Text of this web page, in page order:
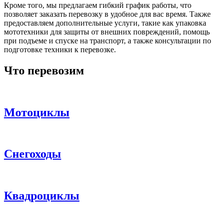
Кроме того, мы предлагаем гибкий график работы, что
позволяет заказать перевозку в удобное для вас время. Также
предоставляем дополнительные услуги, такие как упаковка
мототехники для защиты от внешних повреждений, помощь
при подъеме и спуске на транспорт, а также консультации по
подготовке техники к перевозке.
Что перевозим
Мотоциклы
Снегоходы
Квадроциклы